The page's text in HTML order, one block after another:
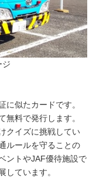
ジ
に似たカードです。
無料で発行します。
クイズに挑戦してい
ルールを守ることの
ントやJAF優待施設で
しています。